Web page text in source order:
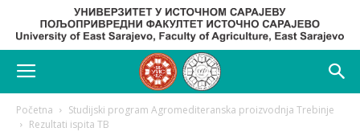
Početna
Studijski program Agromediteranska proizvodnja Trebinje
Rezultati ispita TB